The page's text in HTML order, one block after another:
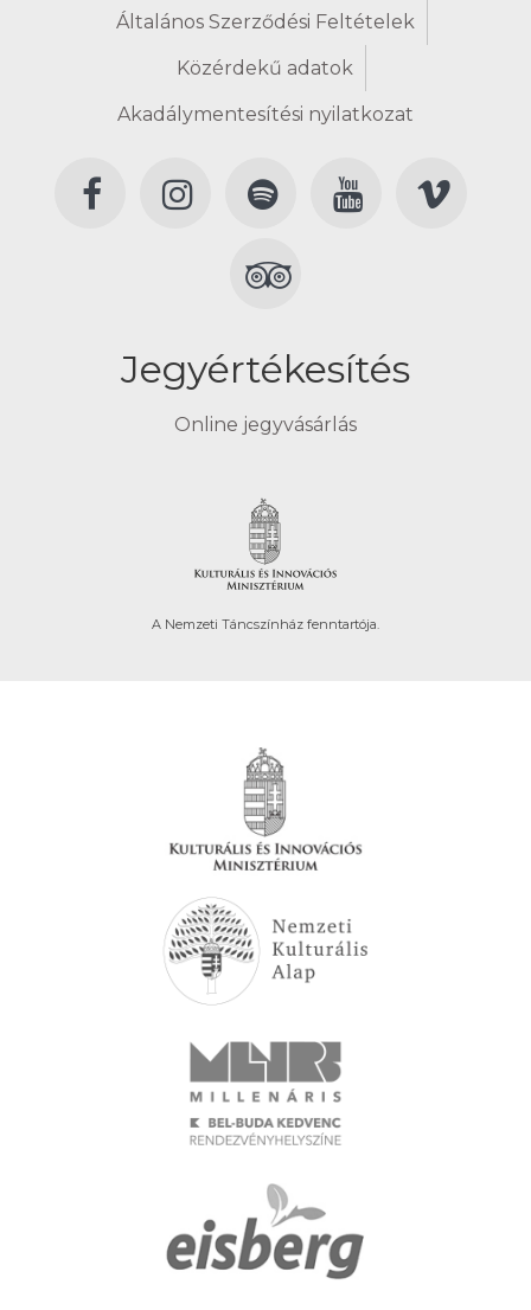
Általános Szerződési Feltételek
Közérdekű adatok
Akadálymentesítési nyilatkozat
Jegyértékesítés
Online jegyvásárlás
A Nemzeti Táncszínház fenntartója.